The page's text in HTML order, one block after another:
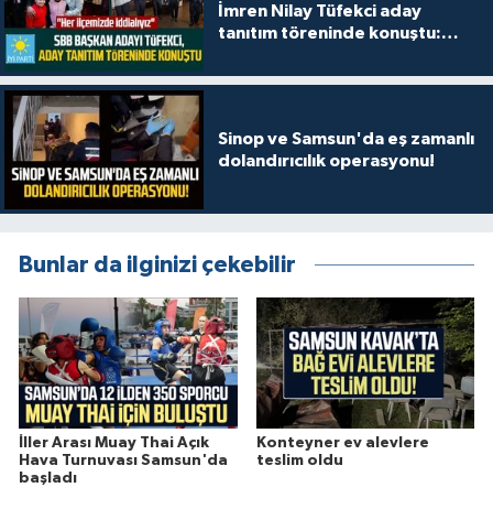
İmren Nilay Tüfekci aday
tanıtım töreninde konuştu:
Sinop ve Samsun'da eş zamanlı
dolandırıcılık operasyonu!
Bunlar da ilginizi çekebilir
İller Arası Muay Thai Açık
Hava Turnuvası Samsun'da
başladı
Konteyner ev alevlere
teslim oldu